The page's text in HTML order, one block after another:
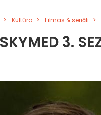
Kultūra Filmas & seriāli
SKYMED 3.